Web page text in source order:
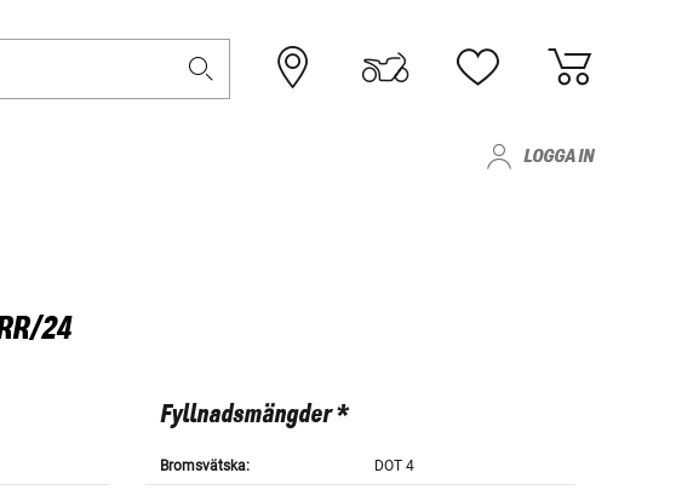
LOGGA IN
24
Fyllnadsmängder *
Bromsvätska: DOT 4